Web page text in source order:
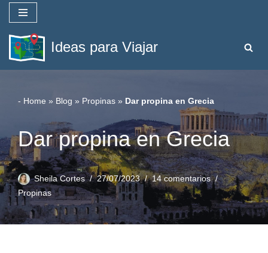
Saltar
al
contenido
Ideas para Viajar
- Home » Blog » Propinas » Dar propina en Grecia
Dar propina en Grecia
Sheila Cortes 27/07/2023
14 comentarios
Propinas